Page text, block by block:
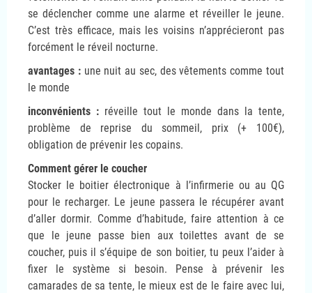
se déclencher comme une alarme et réveiller le jeune.
C’est très efficace, mais les voisins n’apprécieront pas
forcément le réveil nocturne.
avantages :une nuit au sec, des vêtements comme tout
le monde
inconvénients : réveille tout le monde dans la tente,
problème de reprise du sommeil, prix (+ 100€),
obligation de prévenir les copains.
Comment gérer le coucher
Stocker le boitier électronique à l’infirmerie ou au QG
pour le recharger. Le jeune passera le récupérer avant
d’aller dormir. Comme d’habitude, faire attention à ce
que le jeune passe bien aux toilettes avant de se
coucher, puis il s’équipe de son boitier, tu peux l’aider à
fixer le système si besoin. Pense à prévenir les
camarades de sa tente, le mieux est de le faire avec lui,